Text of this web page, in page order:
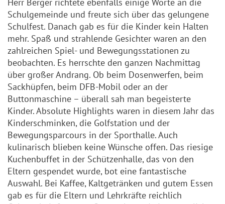
Schulgemeinde und freute sich über das gelungene
Schulfest. Danach gab es für die Kinder kein Halten
mehr. Spaß und strahlende Gesichter waren an den
zahlreichen Spiel- und Bewegungsstationen zu
beobachten. Es herrschte den ganzen Nachmittag
über großer Andrang. Ob beim Dosenwerfen, beim
Sackhüpfen, beim DFB-Mobil oder an der
Buttonmaschine – überall sah man begeisterte
Kinder. Absolute Highlights waren in diesem Jahr das
Kinderschminken, die Golfstation und der
Bewegungsparcours in der Sporthalle. Auch
kulinarisch blieben keine Wünsche offen. Das riesige
Kuchenbuffet in der Schützenhalle, das von den
Eltern gespendet wurde, bot eine fantastische
Auswahl. Bei Kaffee, Kaltgetränken und gutem Essen
gab es für die Eltern und Lehrkräfte reichlich